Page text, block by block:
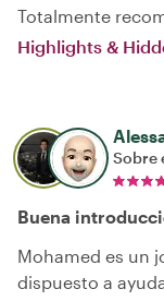
Totalmente
Highlights &
Sobre
Buena
Mohamed es un
dispuesto a